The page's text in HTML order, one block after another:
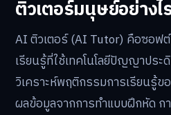
ติวเตอร์มนุษย์อย่างไ
AI ติวเตอร์ (AI Tutor) คือซอฟ
เรียนรู้ที่ใช้เทคโนโลยีปัญญาประ
วิเคราะห์พฤติกรรมการเรียนรู้ข
ผลข้อมูลจากการทำแบบฝึกหัด ก